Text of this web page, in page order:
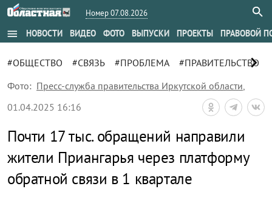
Номер 07.08.2026
menu НОВОСТИ ВИДЕО ФОТО ВЫПУСКИ ПРОЕКТЫ ПРАВОВОЙ
#ОБЩЕСТВО #СВЯЗЬ #ПРОБЛЕМА #ПРАВИТЕЛЬСТВО
chevron_right
Фото: Пресс-служба правительства Иркутской области,
01.04.2025 16:16
Почти 17 тыс. обращений направили
жители Приангарья через платформу
обратной связи в 1 квартале